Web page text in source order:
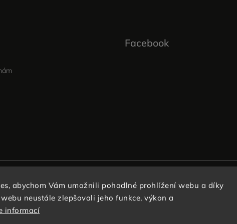
abychom Vám umožnili pohodlné prohlížení webu a díky
neustále zlepšovali jeho funkce, výkon a
informací
Facebook
Copyright 2026